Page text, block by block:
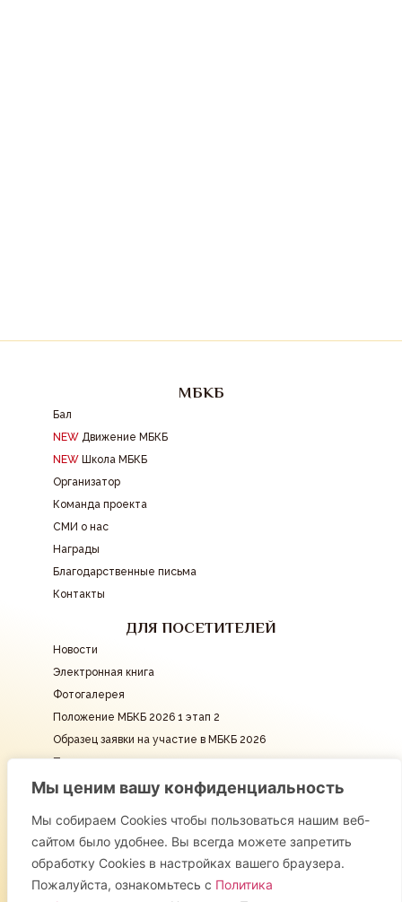
Мы ценим вашу конфиденциальность
Мы собираем Cookies чтобы пользоваться нашим веб-
сайтом было удобнее. Вы всегда можете запретить
обработку Cookies в настройках вашего браузера.
Пожалуйста, ознакомьтесь с Политика
МБКБ
Бал
NEW Движение МБКБ
NEW Школа МБКБ
Организатор
Команда проекта
СМИ о нас
Награды
Благодарственные письма
Контакты
ДЛЯ ПОСЕТИТЕЛЕЙ
Новости
Электронная книга
Фотогалерея
Положение МБКБ 2026 1 этап 2
Образец заявки на участие в МБКБ 2026
Подать заявку
КОНТАКТЫ
info@mbkb.ru
СОЦИАЛЬНЫЕ СЕТИ
© 2016 - 2026